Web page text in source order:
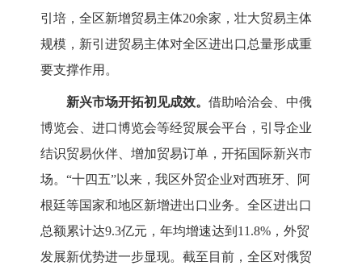
引培，全区新增贸易主体20余家，壮大贸易主体
规模，新引进贸易主体对全区进出口总量形成重
要支撑作用。
新兴市场开拓初见成效。 借助哈洽会、中俄
博览会、进口博览会等经贸展会平台，引导企业
结识贸易伙伴、增加贸易订单，开拓国际新兴市
场。 “十四五”以来，我区外贸企业对西班牙、阿
根廷等国家和地区新增进出口业务。 全区进出口
总额累计达9.3亿元，年均增速达到11.8%，外贸
发展新优势进一步显现。截至目前， 全区对俄贸